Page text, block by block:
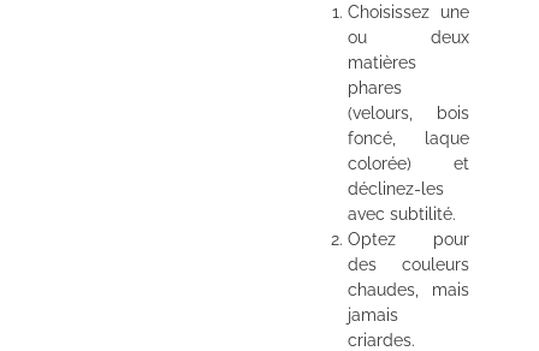
Choisissez une
ou deux
matières
phares
(velours, bois
foncé, laque
colorée) et
déclinez-les
avec subtilité.
Optez pour
des couleurs
chaudes, mais
jamais
criardes.